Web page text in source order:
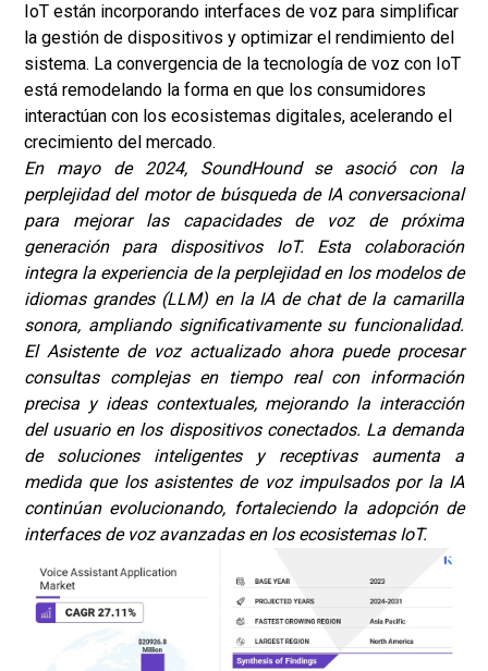
IoT están incorporando interfaces de voz para simplificar
la gestión de dispositivos y optimizar el rendimiento del
sistema. La convergencia de la tecnología de voz con IoT
está remodelando la forma en que los consumidores
interactúan con los ecosistemas digitales, acelerando el
crecimiento del mercado.
En mayo de 2024, SoundHound se asoció con la
perplejidad del motor de búsqueda de IA conversacional
para mejorar las capacidades de voz de próxima
generación para dispositivos IoT. Esta colaboración
integra la experiencia de la perplejidad en los modelos de
idiomas grandes (LLM) en la IA de chat de la camarilla
sonora, ampliando significativamente su funcionalidad.
El Asistente de voz actualizado ahora puede procesar
consultas complejas en tiempo real con información
precisa y ideas contextuales, mejorando la interacción
del usuario en los dispositivos conectados. La demanda
de soluciones inteligentes y receptivas aumenta a
medida que los asistentes de voz impulsados por la IA
continúan evolucionando, fortaleciendo la adopción de
interfaces de voz avanzadas en los ecosistemas IoT.